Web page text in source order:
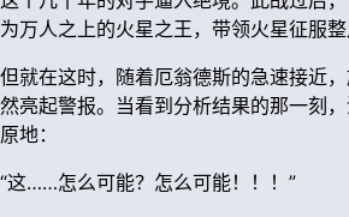
为万人之上的火星之王，带领火星征服整
但就在这时，随着厄翁德斯的急速接近
然亮起警报。当看到分析结果的那一刻
原地：
“这……怎么可能？怎么可能！！！”